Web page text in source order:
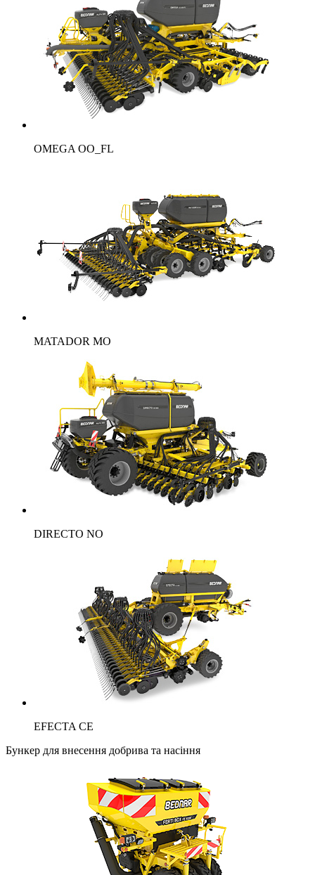
OMEGA OO_FL
MATADOR MO
DIRECTO NO
EFECTA CE
Бункер для внесення добрива та насіння